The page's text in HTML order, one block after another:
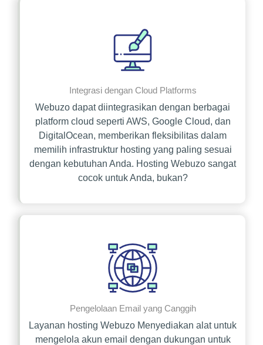
Integrasi dengan Cloud Platforms
Webuzo dapat diintegrasikan dengan berbagai
platform cloud seperti AWS, Google Cloud, dan
DigitalOcean, memberikan fleksibilitas dalam
memilih infrastruktur hosting yang paling sesuai
dengan kebutuhan Anda. Hosting Webuzo sangat
cocok untuk Anda, bukan?
Pengelolaan Email yang Canggih
Layanan hosting Webuzo Menyediakan alat untuk
mengelola akun email dengan dukungan untuk